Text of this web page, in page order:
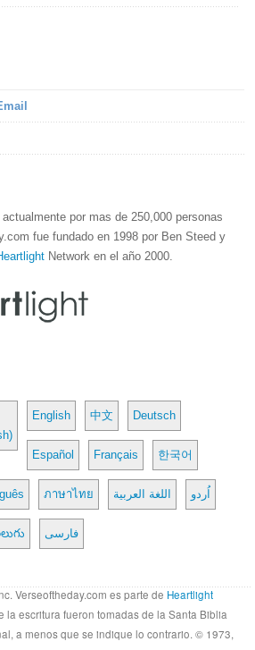
por mas de 250,000 personas
fue fundado en 1998 por Ben Steed y
Network en el año 2000.
English 中文 Deutsch
Español Français 한국어
ภาษาไทย اللغة العربية اُردو
فارسی
Verseoftheday.com es parte de Heartlight
la escritura fueron tomadas de la Santa Biblia
a menos que se indique lo contrario. © 1973,